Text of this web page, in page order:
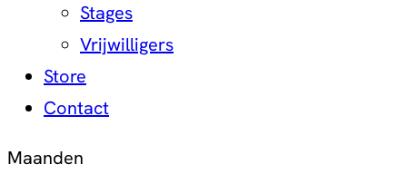
Stages
Vrijwilligers
Store
Contact
Maanden